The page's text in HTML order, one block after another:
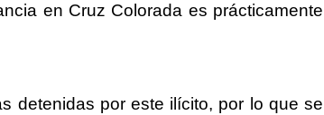
en Cruz Colorada es prácticamente
detenidas por este ilícito, por lo que se